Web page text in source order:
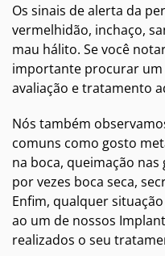
Os sinais de alerta da
vermelhidão, inchaço,
mau hálito. Se você
importante procurar
avaliação e tratamento
Nós também
comuns como gosto
na boca, queimação
por vezes boca seca,
Enfim, qualquer
ao um de nossos
realizados o seu